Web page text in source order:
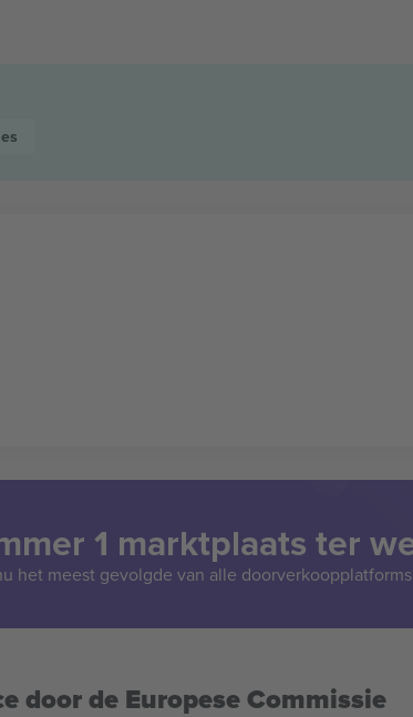
1 marktplaats ter
het meest gevolgde van alle
door de Europese Commissie